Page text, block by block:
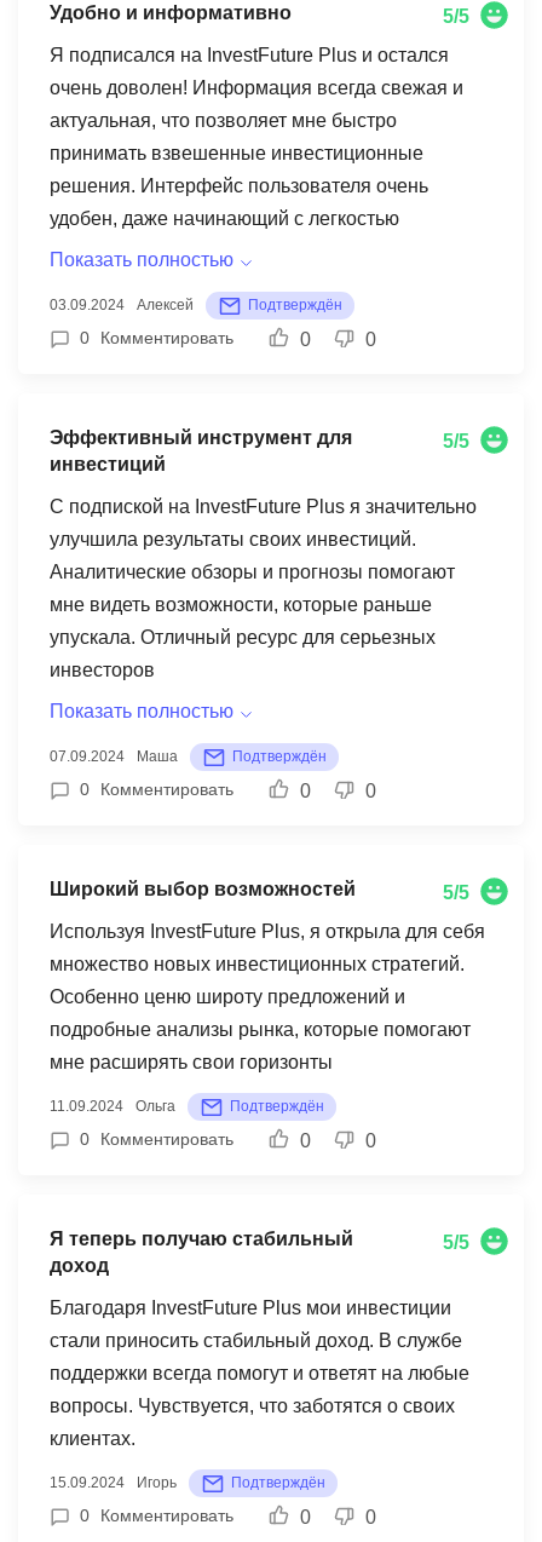
Удобно и информативно
5/5
Я подписался на InvestFuture Plus и остался
очень доволен! Информация всегда свежая и
актуальная, что позволяет мне быстро
принимать взвешенные инвестиционные
решения. Интерфейс пользователя очень
удобен, даже начинающий с легкостью
разберется.
Показать полностью
03.09.2024 Алексей Подтверждён
0 Комментировать 0 0
Эффективный инструмент для
инвестиций
5/5
С подпиской на InvestFuture Plus я значительно
улучшила результаты своих инвестиций.
Аналитические обзоры и прогнозы помогают
мне видеть возможности, которые раньше
упускала. Отличный ресурс для серьезных
инвесторов
Показать полностью
07.09.2024 Маша Подтверждён
0 Комментировать 0 0
Широкий выбор возможностей
5/5
Используя InvestFuture Plus, я открыла для себя
множество новых инвестиционных стратегий.
Особенно ценю широту предложений и
подробные анализы рынка, которые помогают
мне расширять свои горизонты
11.09.2024 Ольга Подтверждён
0 Комментировать 0 0
Я теперь получаю стабильный
доход
5/5
Благодаря InvestFuture Plus мои инвестиции
стали приносить стабильный доход. В службе
поддержки всегда помогут и ответят на любые
вопросы. Чувствуется, что заботятся о своих
клиентах.
15.09.2024 Игорь Подтверждён
0 Комментировать 0 0